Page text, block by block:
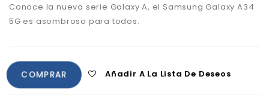
Conoce la nueva serie Galaxy A, el Samsung Galaxy A34
5G es asombroso para todos.
COMPRAR Añadir A La Lista De Deseos